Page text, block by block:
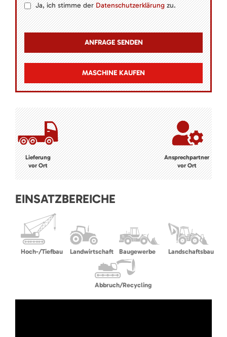
Ja, ich stimme derDatenschutzerklärungzu.
MASCHINE KAUFEN
Lieferung
vor Ort
Ansprechpartner
vor Ort
EINSATZBEREICHE
Hoch-/Tiefbau Landwirtschaft Baugewerbe Landschaftsbau
Abbruch/Recycling